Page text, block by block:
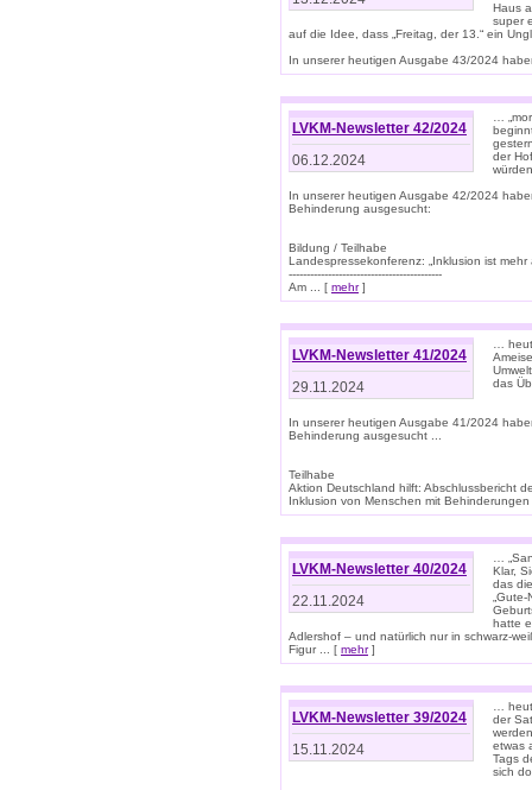
Haus
super
auf die Idee, dass „Freitag, der 13.“ ein
In unserer heutigen Ausgabe 43/2024
LVKM-Newsletter 42/2024
06.12.2024
…
der
In unserer heutigen Ausgabe 42/2024
Behinderung ausgesucht:
Bildung / Teilhabe
Landespressekonferenz: „Inklusion ist mehr
-------------------------------------------
Am ... [ mehr]
LVKM-Newsletter 41/2024
29.11.2024
…
das
In unserer heutigen Ausgabe 41/2024
Behinderung ausgesucht ...
Teilhabe
Aktion Deutschland hilft: Abschlussbericht
Inklusion von Menschen mit
LVKM-Newsletter 40/2024
22.11.2024
…
Klar,
das
hatte
Adlershof – und natürlich nur in schwarz-
Figur ... [ mehr]
LVKM-Newsletter 39/2024
15.11.2024
…
der
etwas
Tags
sich